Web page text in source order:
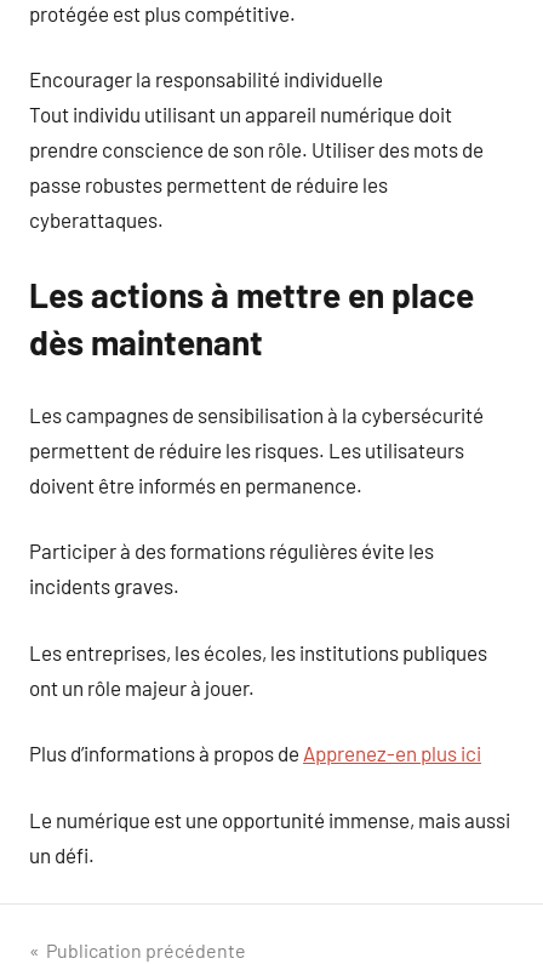
protégée est plus compétitive.
Encourager la responsabilité individuelle
Tout individu utilisant un appareil numérique doit
prendre conscience de son rôle. Utiliser des mots de
passe robustes permettent de réduire les
cyberattaques.
Les actions à mettre en place
dès maintenant
Les campagnes de sensibilisation à la cybersécurité
permettent de réduire les risques. Les utilisateurs
doivent être informés en permanence.
Participer à des formations régulières évite les
incidents graves.
Les entreprises, les écoles, les institutions publiques
ont un rôle majeur à jouer.
Plus d’informations à propos de Apprenez-en plus ici
Le numérique est une opportunité immense, mais aussi
un défi.
Navigation
Publication précédente